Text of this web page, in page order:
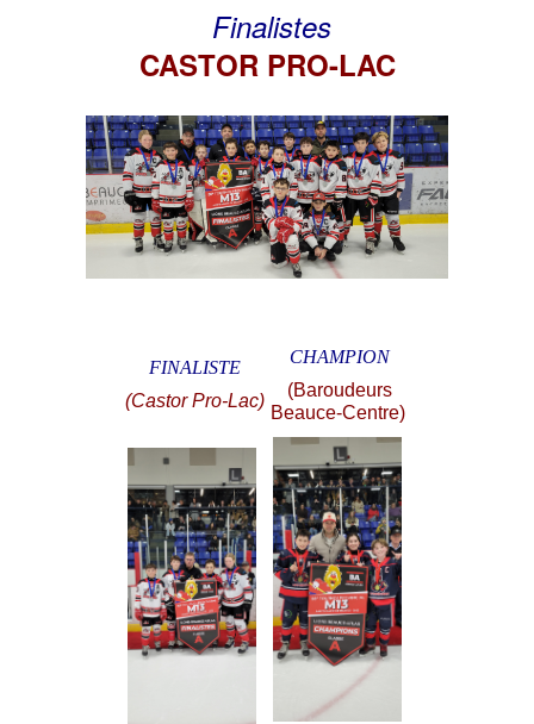
Finalistes
CASTOR PRO-LAC
FINALISTE
(Castor Pro-Lac)
CHAMPION
(Baroudeurs
Beauce-Centre)